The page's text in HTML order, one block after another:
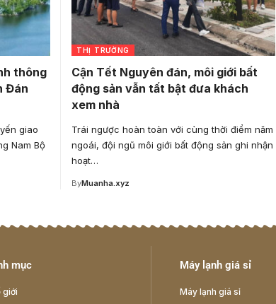
thông
Đán
giao
Nam Bộ
THỊ TRƯỜNG
Cận Tết Nguyên đán, môi giới bất
động sản vẫn tất bật đưa khách
xem nhà
Trái ngược hoàn toàn với cùng thời điểm năm
ngoái, đội ngũ môi giới bất động sản ghi nhận
hoạt…
ByMuanha.xyz
mục
giới
Máy lạnh giá sỉ
Máy lạnh giá sỉ